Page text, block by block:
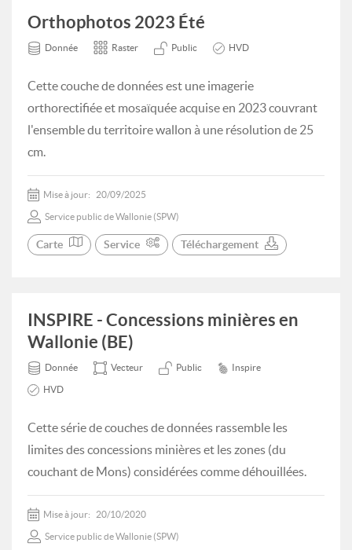
Orthophotos 2023 Été
Donnée Raster Public HVD
Cette couche de données est une imagerie
orthorectifiée et mosaïquée acquise en 2023 couvrant
l'ensemble du territoire wallon à une résolution de 25
cm.
Mise à jour: 20/09/2025
Service public de Wallonie (SPW)
Carte Service Téléchargement
INSPIRE - Concessions minières en
Wallonie (BE)
Donnée Vecteur Public Inspire
HVD
Cette série de couches de données rassemble les
limites des concessions minières et les zones (du
couchant de Mons) considérées comme déhouillées.
Mise à jour: 20/10/2020
Service public de Wallonie (SPW)